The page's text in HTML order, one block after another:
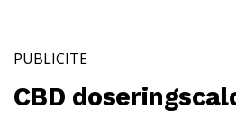
PUBLICITE
CBD